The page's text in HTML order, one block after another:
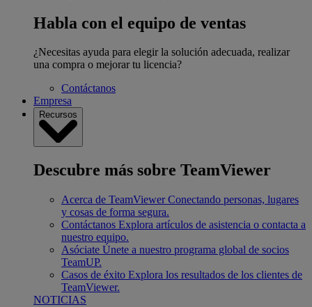
Habla con el equipo de ventas
¿Necesitas ayuda para elegir la solución adecuada, realizar
una compra o mejorar tu licencia?
Contáctanos
Empresa
Recursos
Descubre más sobre TeamViewer
Acerca de TeamViewer Conectando personas, lugares
y cosas de forma segura.
Contáctanos Explora artículos de asistencia o contacta a
nuestro equipo.
Asóciate Únete a nuestro programa global de socios
TeamUP.
Casos de éxito Explora los resultados de los clientes de
TeamViewer.
NOTICIAS